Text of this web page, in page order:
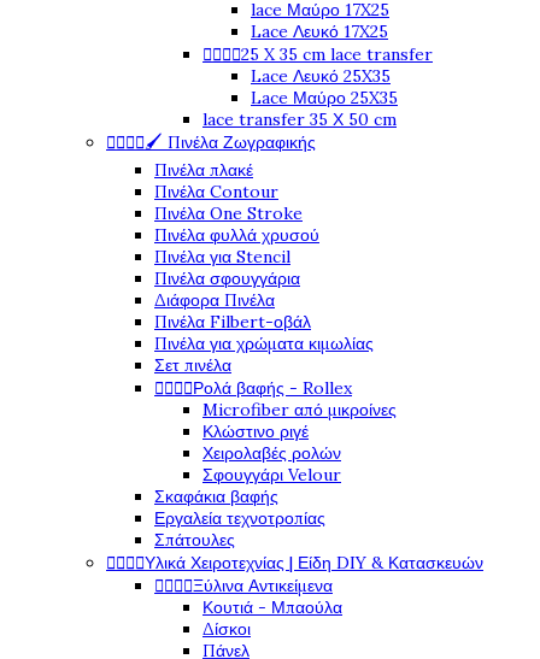
lace Μαύρο 17X25
Lace Λευκό 17X25
   25 X 35 cm lace transfer
Lace Λευκό 25X35
Lace Μαύρο 25X35
lace transfer 35 Χ 50 cm
   🖌️ Πινέλα Ζωγραφικής
Πινέλα πλακέ
Πινέλα Contour
Πινέλα One Stroke
Πινέλα φυλλά χρυσού
Πινέλα για Stencil
Πινέλα σφουγγάρια
Διάφορα Πινέλα
Πινέλα Filbert-οβάλ
Πινέλα για χρώματα κιμωλίας
Σετ πινέλα
   Ρολά βαφής - Rollex
Microfiber από μικροίνες
Κλώστινο ριγέ
Χειρολαβές ρολών
Σφουγγάρι Velour
Σκαφάκια βαφής
Εργαλεία τεχνοτροπίας
Σπάτουλες
   Υλικά Χειροτεχνίας | Είδη DIY & Κατασκευών
   Ξύλινα Αντικείμενα
Κουτιά - Μπαούλα
Δίσκοι
Πάνελ